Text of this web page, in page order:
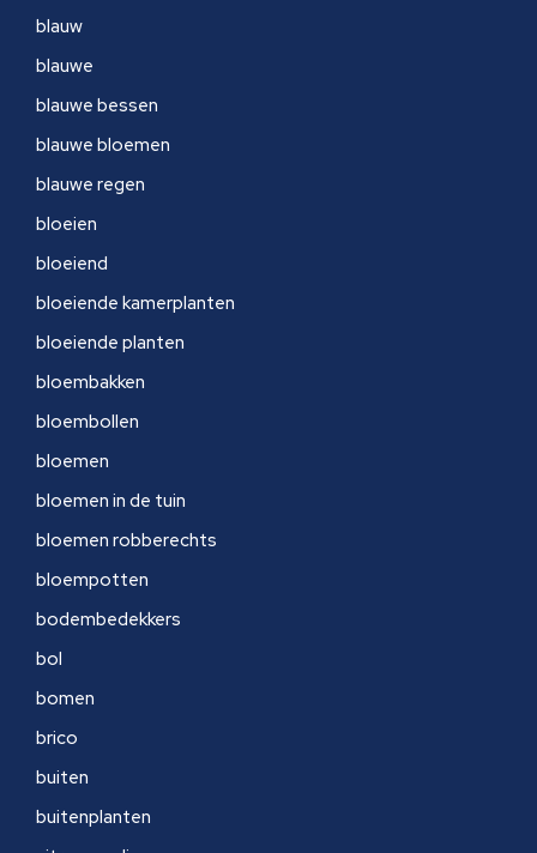
blauw
blauwe
blauwe bessen
blauwe bloemen
blauwe regen
bloeien
bloeiend
bloeiende kamerplanten
bloeiende planten
bloembakken
bloembollen
bloemen
bloemen in de tuin
bloemen robberechts
bloempotten
bodembedekkers
bol
bomen
brico
buiten
buitenplanten